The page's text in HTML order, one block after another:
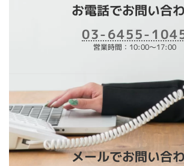
お電話でお問い合
03-6455-
営業時間：10:00～17:00
メールでお問い合